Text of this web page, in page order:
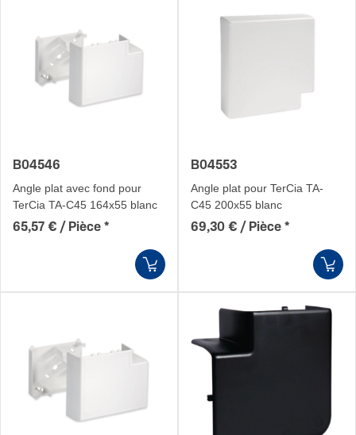
B04546
Angle plat avec fond pour
TerCia TA-C45 164x55 blanc
65,57 € / Pièce *
B04553
Angle plat pour TerCia TA-
C45 200x55 blanc
69,30 € / Pièce *